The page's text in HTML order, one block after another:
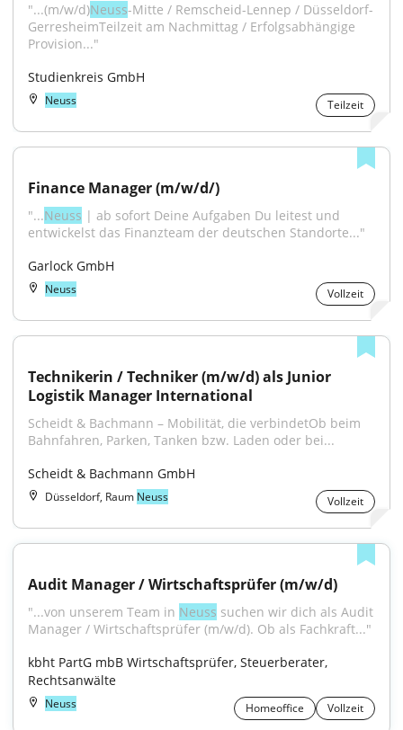
"...(m/w/d)Neuss-Mitte / Remscheid-Lennep / Düsseldorf-
GerresheimTeilzeit am Nachmittag / Erfolgsabhängige
Provision..."
Studienkreis GmbH
Neuss Teilzeit
Finance Manager (m/w/d/)
"...Neuss | ab sofort Deine Aufgaben Du leitest und
entwickelst das Finanzteam der deutschen Standorte..."
Garlock GmbH
Neuss Vollzeit
Technikerin / Techniker (m/w/d) als Junior
Logistik Manager International
Scheidt & Bachmann – Mobilität, die verbindetOb beim
Bahnfahren, Parken, Tanken bzw. Laden oder bei...
Scheidt & Bachmann GmbH
Düsseldorf, Raum Neuss Vollzeit
Audit Manager / Wirtschaftsprüfer (m/w/d)
"...von unserem Team in Neuss suchen wir dich als Audit
Manager / Wirtschaftsprüfer (m/w/d). Ob als Fachkraft..."
kbht PartG mbB Wirtschaftsprüfer, Steuerberater,
Rechtsanwälte
Neuss Homeoffice Vollzeit